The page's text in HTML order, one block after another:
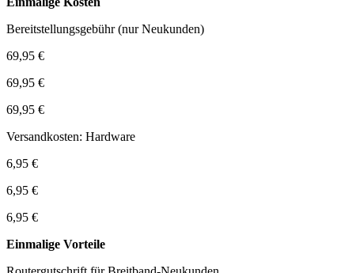
Bereitstellungsgebühr (nur Neukunden)
69,95 €
69,95 €
69,95 €
Versandkosten: Hardware
6,95 €
6,95 €
6,95 €
Einmalige Vorteile